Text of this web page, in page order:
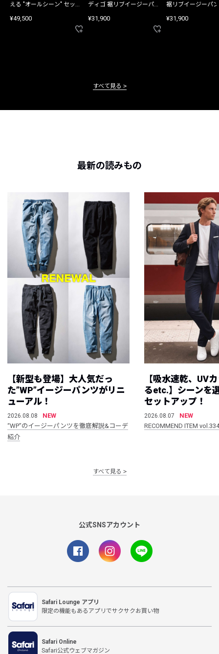
える "オールシーン" セット
¥49,500
ディゴ 裾リブイージーパン
¥31,900
裾リブイージーパ
¥31,900
すべて見る
最新の読みもの
【新型も登場】大人気だっ
た”WP”イージーパンツがリニ
ューアル！
2026.08.08
NEW
“WP”のイージーパンツを徹底解説&コーデ
紹介
【吸水速乾、UV
るetc.】シーンを
セットアップ！
2026.08.07
NEW
RECOMMEND ITEM vol.334
すべて見る
公式SNSアカウント
Safari Lounge アプリ
限定の機能もあるアプリでサクサクお買い物
Safari Online
Safari公式ウェブマガジン